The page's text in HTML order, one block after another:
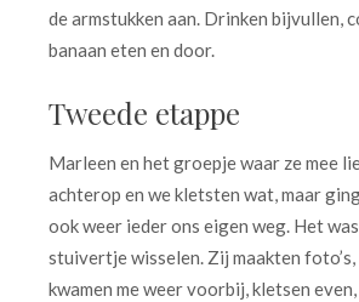
de armstukken aan. Drinken bijvullen,
banaan eten en door.
Tweede etappe
Marleen en het groepje waar ze mee
achterop en we kletsten wat, maar
ook weer ieder ons eigen weg. Het
stuivertje wisselen. Zij maakten foto’s,
kwamen me weer voorbij, kletsen even,